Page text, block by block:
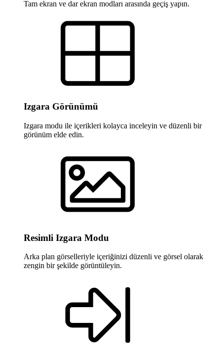
Tam ekran ve dar ekran modları arasında geçiş yapın.
Izgara Görünümü
Izgara modu ile içerikleri kolayca inceleyin ve düzenli bir
görünüm elde edin.
Resimli Izgara Modu
Arka plan görselleriyle içeriğinizi düzenli ve görsel olarak
zengin bir şekilde görüntüleyin.